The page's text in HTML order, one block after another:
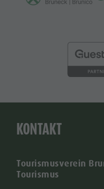
KONTAKT
Tourismusverein
Tourismus